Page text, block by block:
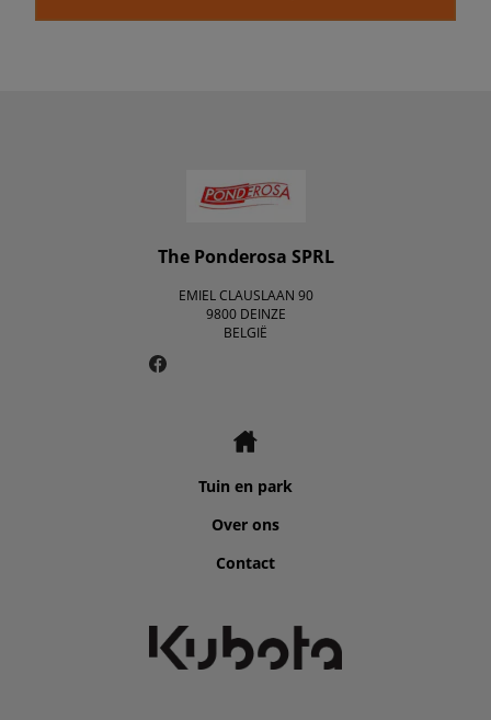
The Ponderosa SPRL
EMIEL CLAUSLAAN 90
9800 DEINZE
BELGIË
Tuin en park
Over ons
Contact